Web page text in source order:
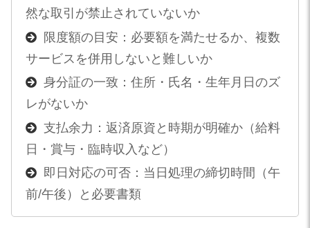
然な取引が禁止されていないか
限度額の目安：必要額を満たせるか、複数
サービスを併用しないと難しいか
身分証の一致：住所・氏名・生年月日のズ
レがないか
支払余力：返済原資と時期が明確か（給料
日・賞与・臨時収入など）
即日対応の可否：当日処理の締切時間（午
前/午後）と必要書類